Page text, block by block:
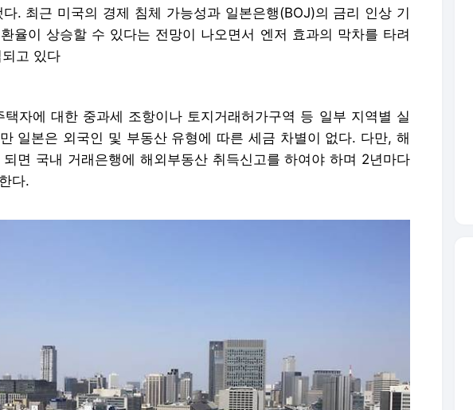
. 최근 미국의 경제 침체 가능성과 일본은행(BOJ)의 금리 인상 기
율이 상승할 수 있다는 전망이 나오면서 엔저 효과의 막차를 타려
고 있다
자에 대한 중과세 조항이나 토지거래허가구역 등 일부 지역별 실
일본은 외국인 및 부동산 유형에 따른 세금 차별이 없다. 다만, 해
면 국내 거래은행에 해외부동산 취득신고를 하여야 하며 2년마다
다.